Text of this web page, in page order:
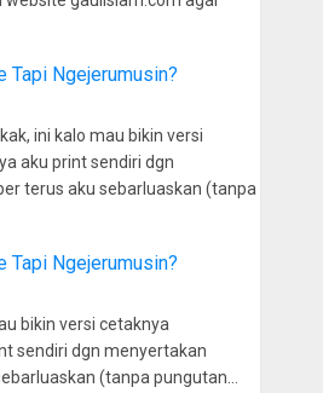
Tapi Ngejerumusin?
ini kalo mau bikin versi
aku print sendiri dgn
terus aku sebarluaskan (tanpa
Tapi Ngejerumusin?
bikin versi cetaknya
sendiri dgn menyertakan
(tanpa pungutan…